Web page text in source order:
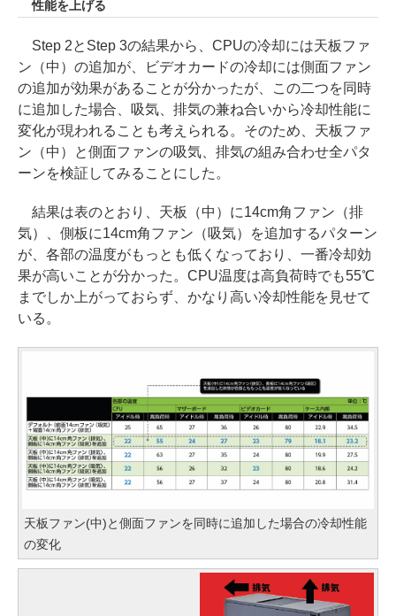
性能を上げる
Step 2とStep 3の結果から、CPUの冷却には天板ファ
ン（中）の追加が、ビデオカードの冷却には側面ファン
の追加が効果があることが分かったが、この二つを同時
に追加した場合、吸気、排気の兼ね合いから冷却性能に
変化が現われることも考えられる。そのため、天板ファ
ン（中）と側面ファンの吸気、排気の組み合わせ全パタ
ーンを検証してみることにした。
結果は表のとおり、天板（中）に14cm角ファン（排
気）、側板に14cm角ファン（吸気）を追加するパターン
が、各部の温度がもっとも低くなっており、一番冷却効
果が高いことが分かった。CPU温度は高負荷時でも55℃
までしか上がっておらず、かなり高い冷却性能を見せて
いる。
天板ファン(中)と側面ファンを同時に追加した場合の冷却性能
の変化